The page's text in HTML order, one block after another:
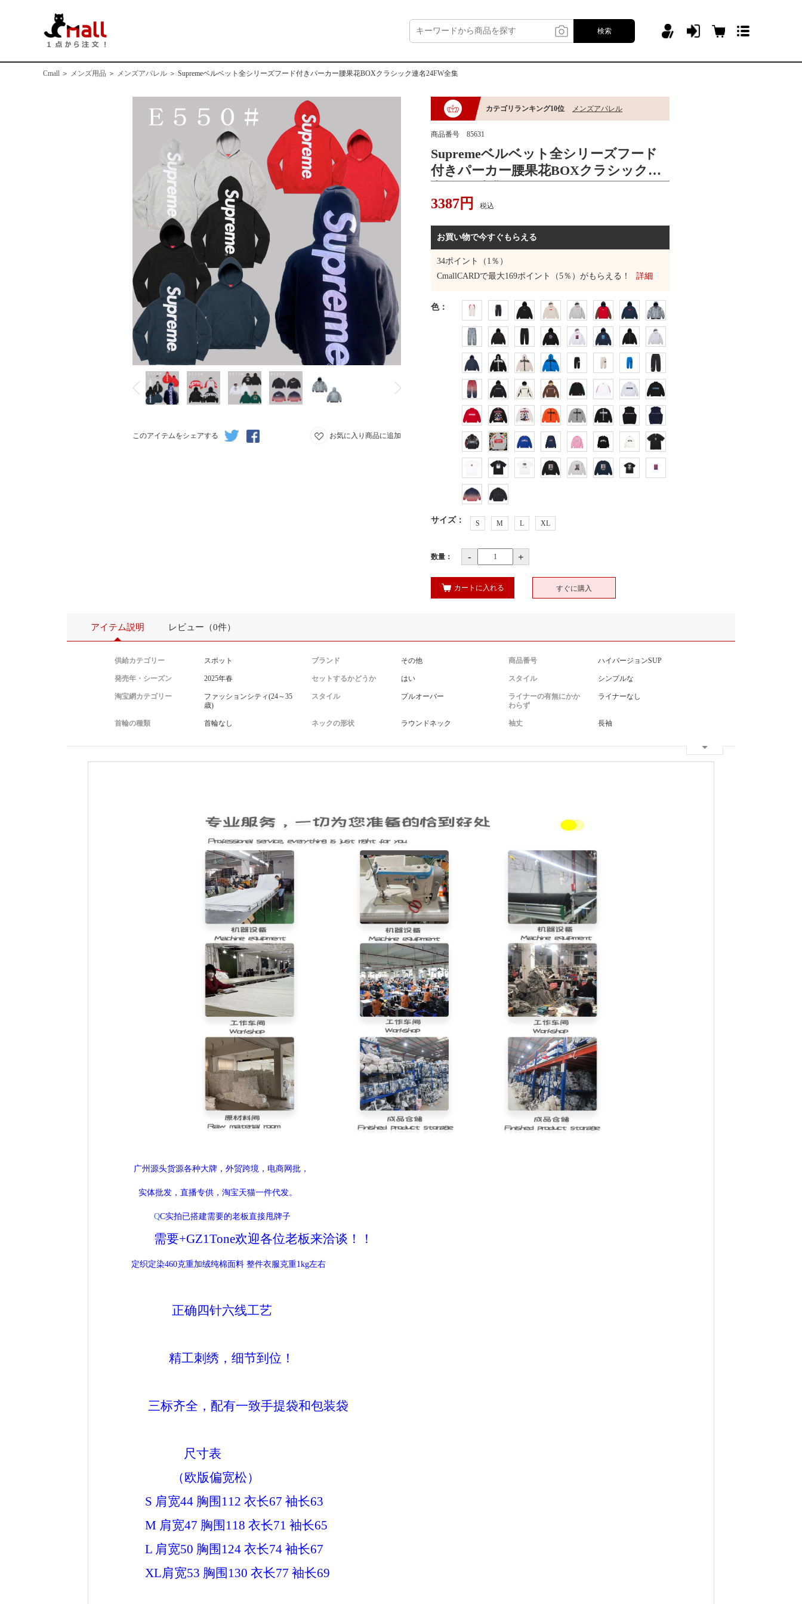
検索
Cmall ＞ メンズ用品 ＞ メンズアパレル ＞ Supremeベルベット全シリーズフード付きパーカー腰果花BOXクラシック連名24FW全集
このアイテムをシェアする お気に入り商品に追加
カテゴリランキング10位 メンズアパレル
商品番号 85631
Supremeベルベット全シリーズフード
付きパーカー腰果花BOXクラシック連
3387円 税込
お買い物で今すぐもらえる
34ポイント（1％）
CmallCARDで最大169ポイント（5％）がもらえる！ 詳細
色：
サイズ： S M L XL
数量： - +
カートに入れる すぐに購入
アイテム説明 レビュー（0件）
供給カテゴリー スポット ブランド その他 商品番号 ハイバージョンSUP
発売年・シーズン 2025年春 セットするかどうか はい スタイル シンプルな
淘宝網カテゴリー
ファッションシティ(24～35
歳)
スタイル プルオーバー
ライナーの有無にかか
わらず
ライナーなし
首輪の種類 首輪なし ネックの形状 ラウンドネック 袖丈 長袖
广州源头货源各种大牌，外贸跨境，电商网批，
实体批发，直播专供，淘宝天猫一件代发。
QC实拍已搭建需要的老板直接甩牌子
需要+GZ1Tone欢迎各位老板来洽谈！！
定织定染460克重加绒纯棉面料 整件衣服克重1kg左右
正确四针六线工艺
精工刺绣，细节到位！
三标齐全，配有一致手提袋和包装袋
尺寸表
（欧版偏宽松）
S 肩宽44 胸围112 衣长67 袖长63
M 肩宽47 胸围118 衣长71 袖长65
L 肩宽50 胸围124 衣长74 袖长67
XL肩宽53 胸围130 衣长77 袖长69